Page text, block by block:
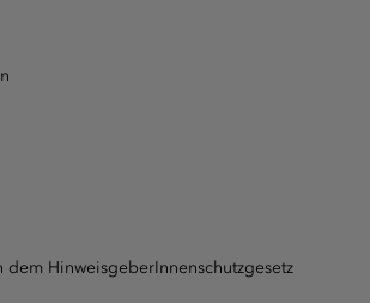
dem HinweisgeberInnenschutzgesetz